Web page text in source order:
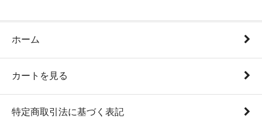
ホーム
カートを見る
特定商取引法に基づく表記